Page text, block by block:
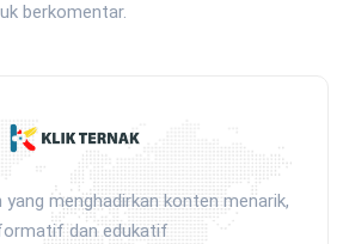
berkomentar.
menghadirkan konten menarik,
dan edukatif